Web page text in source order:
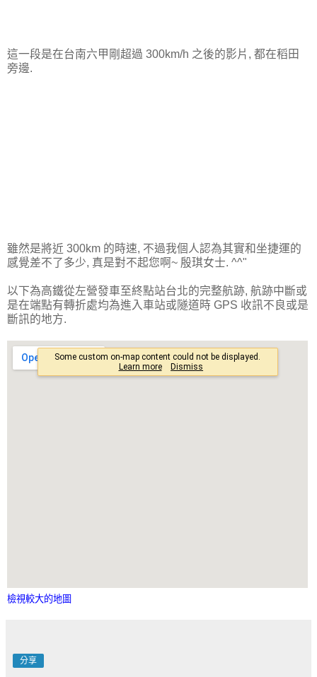
這一段是在台南六甲剛超過 300km/h 之後的影片, 都在稻田
旁邊.
雖然是將近 300km 的時速, 不過我個人認為其實和坐捷運的
感覺差不了多少, 真是對不起您啊~ 殷琪女士. ^^"
以下為高鐵從左營發車至終點站台北的完整航跡, 航跡中斷或
是在端點有轉折處均為進入車站或隧道時 GPS 收訊不良或是
斷訊的地方.
檢視較大的地圖
分享